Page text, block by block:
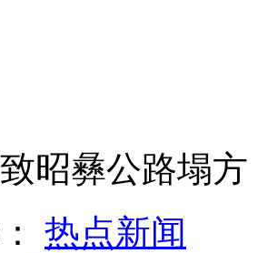
丝称一票难求
彝公路塌方
热点新闻